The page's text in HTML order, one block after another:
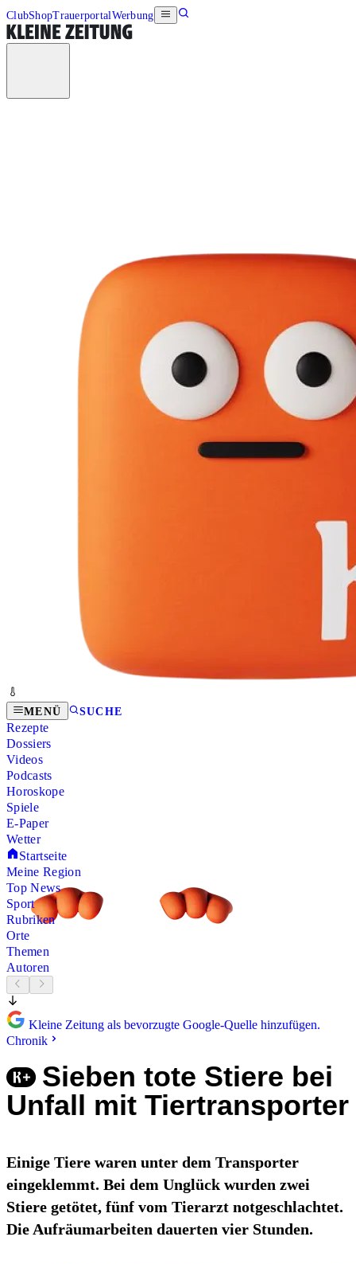
ClubShopTrauerportalWerbung
MENÜ SUCHE
Rezepte
Dossiers
Videos
Podcasts
Horoskope
Spiele
E-Paper
Wetter
Startseite
Meine Region
Top News
Sport
Rubriken
Orte
Themen
Autoren
Kleine Zeitung als bevorzugte Google-Quelle hinzufügen.
Chronik
Sieben tote Stiere bei
Unfall mit Tiertransporter
Einige Tiere waren unter dem Transporter
eingeklemmt. Bei dem Unglück wurden zwei
Stiere getötet, fünf vom Tierarzt notgeschlachtet.
Die Aufräumarbeiten dauerten vier Stunden.